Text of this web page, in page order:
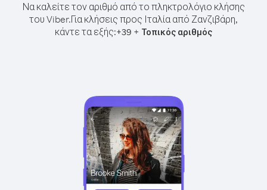
Να καλείτε τον αριθμό από το πληκτρολόγιο κλήσης
του Viber.Για κλήσεις προς Ιταλία από Ζανζιβάρη,
κάντε τα εξής:+39 + Τοπικός αριθμός